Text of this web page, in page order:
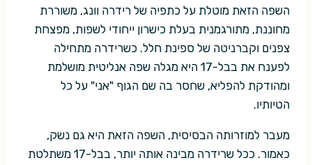
השפה הזאת מוטלת על כתפיה של רידרה וונג, משוררת
מחוננת, מתורגמנית בעלת כישרון ייחודי לשפות, מפצחת
צפנים וקברניטה של ספינת חלל. כשרידרה מתחילה
לפענח את בבל-17 היא מגלה שפה אנליטית מושלמת
ומהודקת להפליא, שחסר בה שם הגוף "אני" על כל
הטיותיו.
מעבר למוזרותה הבסיסית, השפה הזאת היא גם נשק,
כאמור. ככל שרידרה מבינה אותה יותר, בבל-17 משתלטת